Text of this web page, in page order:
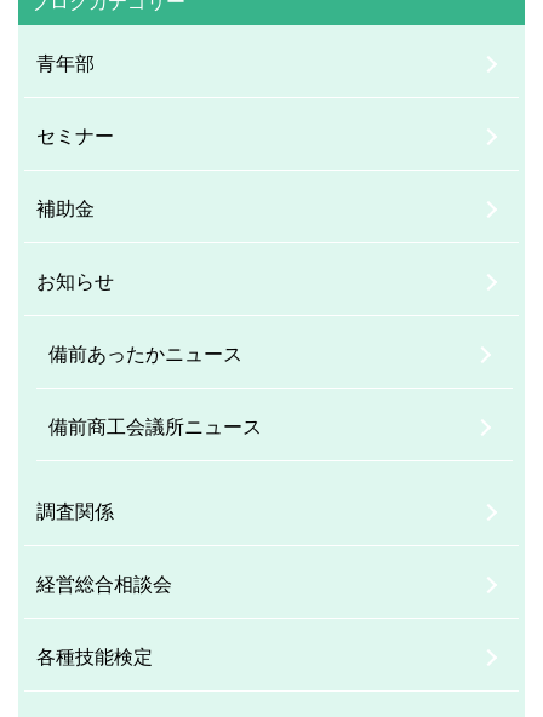
青年部
セミナー
補助金
お知らせ
備前あったかニュース
備前商工会議所ニュース
調査関係
経営総合相談会
各種技能検定